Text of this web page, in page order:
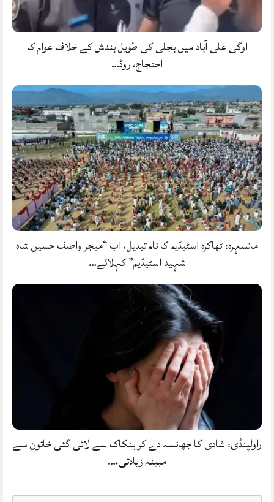
اوگی علی آباد میں بجلی کی طویل بندش کے خلاف عوام کا
احتجاج، روڈ…
مانسہرہ: ٹھاکرہ اسٹیڈیم کا نام تبدیل، اب “میجر واصف حسین شاہ
شہید اسٹیڈیم” کہلائے…
راولپنڈی: شادی کا جھانسہ دے کر بنکاک سے لائی گئی خاتون سے
مبینہ زیادتی،…